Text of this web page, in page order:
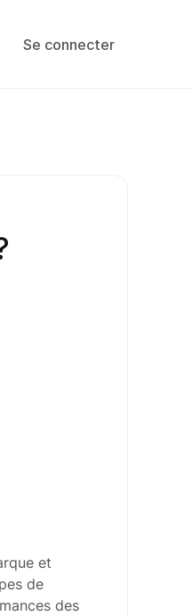
Se connecter
et
de
des